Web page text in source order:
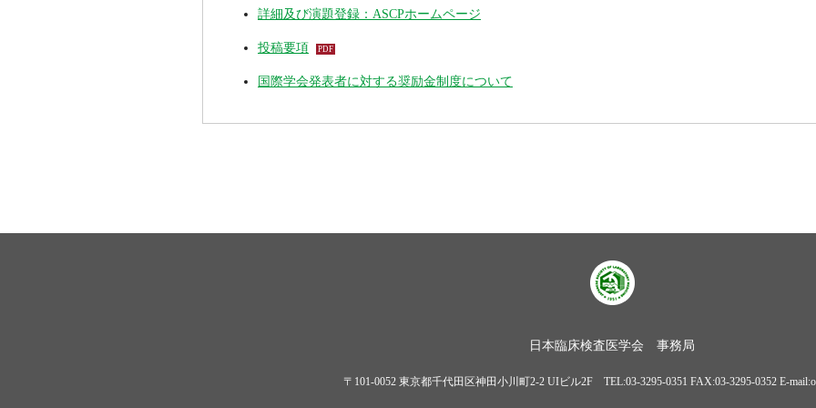
詳細及び演題登録：ASCPホームページ
投稿要項
国際学会発表者に対する奨励金制度について
日本臨床検査医学会 事務局
〒101-0052 東京都千代田区神田小川町2-2 UIビル2F TEL:03-3295-0351 FAX:03-3295-0352 E-